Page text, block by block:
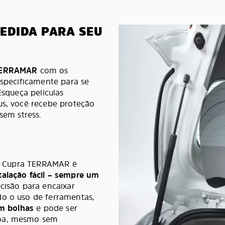
PARA SEU
com os
para se
películas
você recebe proteção
stress.
TERRAMAR é
fácil – sempre um
para encaixar
o uso de ferramentas,
bolhas e pode ser
mesmo sem